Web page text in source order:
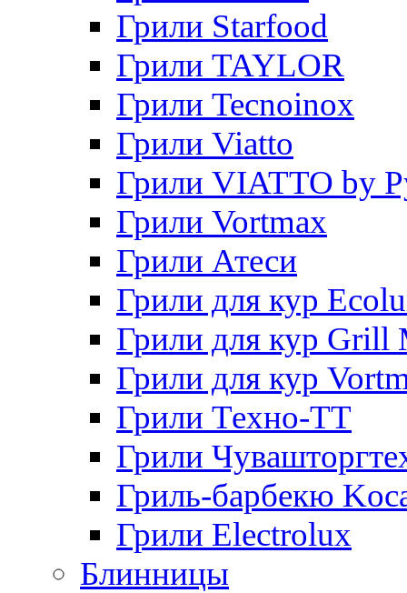
Грили Starfood
Грили TAYLOR
Грили Tecnoinox
Грили Viatto
Грили VIATTO by
Грили Vortmax
Грили Атеси
Грили для кур
Грили для кур Grill
Грили для кур
Грили Техно-ТТ
Грили
Гриль-барбекю
Грили Electrolux
Блинницы